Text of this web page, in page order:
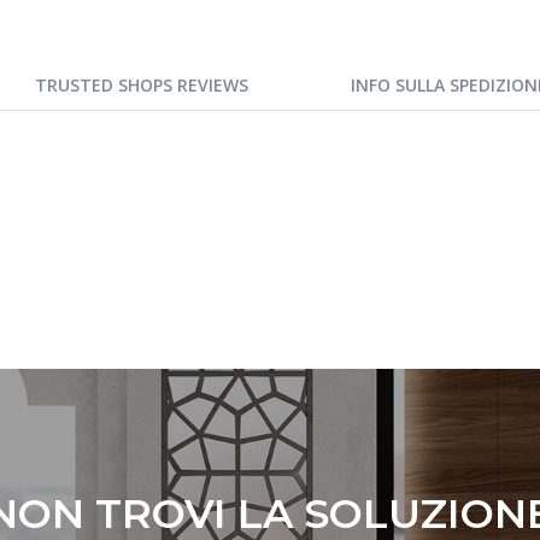
TRUSTED SHOPS REVIEWS INFO SULLA
TROVI LA